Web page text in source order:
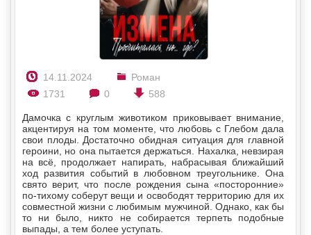
14.11.2024
Роман
1731
0 588
Дамочка с круглым животиком приковывает внимание,
акцентируя на том моменте, что любовь с Глебом дала
свои плоды. Достаточно обидная ситуация для главной
героини, но она пытается держаться. Нахалка, невзирая
на всё, продолжает напирать, набрасывая ближайший
ход развития событий в любовном треугольнике. Она
свято верит, что после рождения сына «посторонние»
по-тихому соберут вещи и освободят территорию для их
совместной жизни с любимым мужчиной. Однако, как бы
то ни было, никто не собирается терпеть подобные
выпады, а тем более уступать.